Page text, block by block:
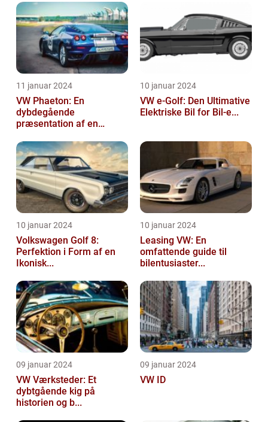
11 januar 2024
VW Phaeton: En
dybdegående
præsentation af en
10 januar 2024
VW e-Golf: Den Ultimative
Elektriske Bil for Bil-e...
10 januar 2024
Volkswagen Golf 8:
Perfektion i Form af en
Ikonisk...
10 januar 2024
Leasing VW: En
omfattende guide til
bilentusiaster...
09 januar 2024
VW Værksteder: Et
dybtgående kig på
historien og b...
09 januar 2024
VW ID